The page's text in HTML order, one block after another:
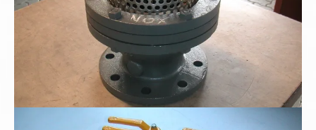
Hochdruck-Blockkugelhähne